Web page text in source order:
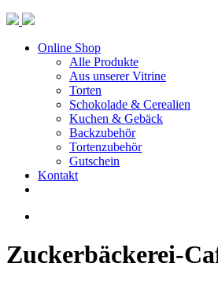
Online Shop
Alle Produkte
Aus unserer Vitrine
Torten
Schokolade & Cerealien
Kuchen & Gebäck
Backzubehör
Tortenzubehör
Gutschein
Kontakt
Zuckerbäckerei-